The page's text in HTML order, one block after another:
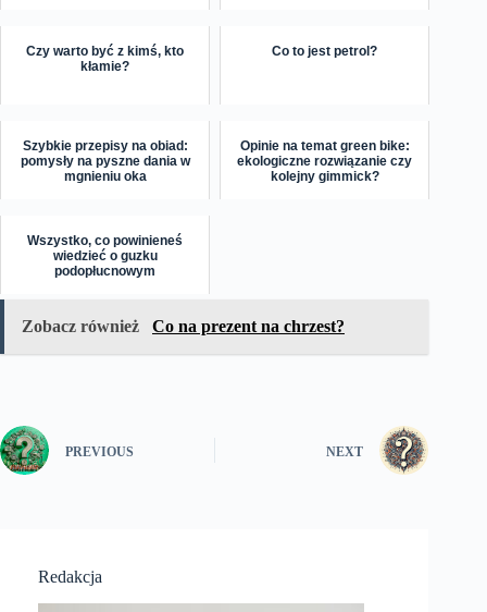
Czy warto być z kimś, kto
kłamie?
Co to jest petrol?
Szybkie przepisy na obiad:
pomysły na pyszne dania w
mgnieniu oka
Opinie na temat green bike:
ekologiczne rozwiązanie czy
kolejny gimmick?
Wszystko, co powinieneś
wiedzieć o guzku
podopłucnowym
Zobacz również Co na prezent na chrzest?
PREVIOUS NEXT
Redakcja